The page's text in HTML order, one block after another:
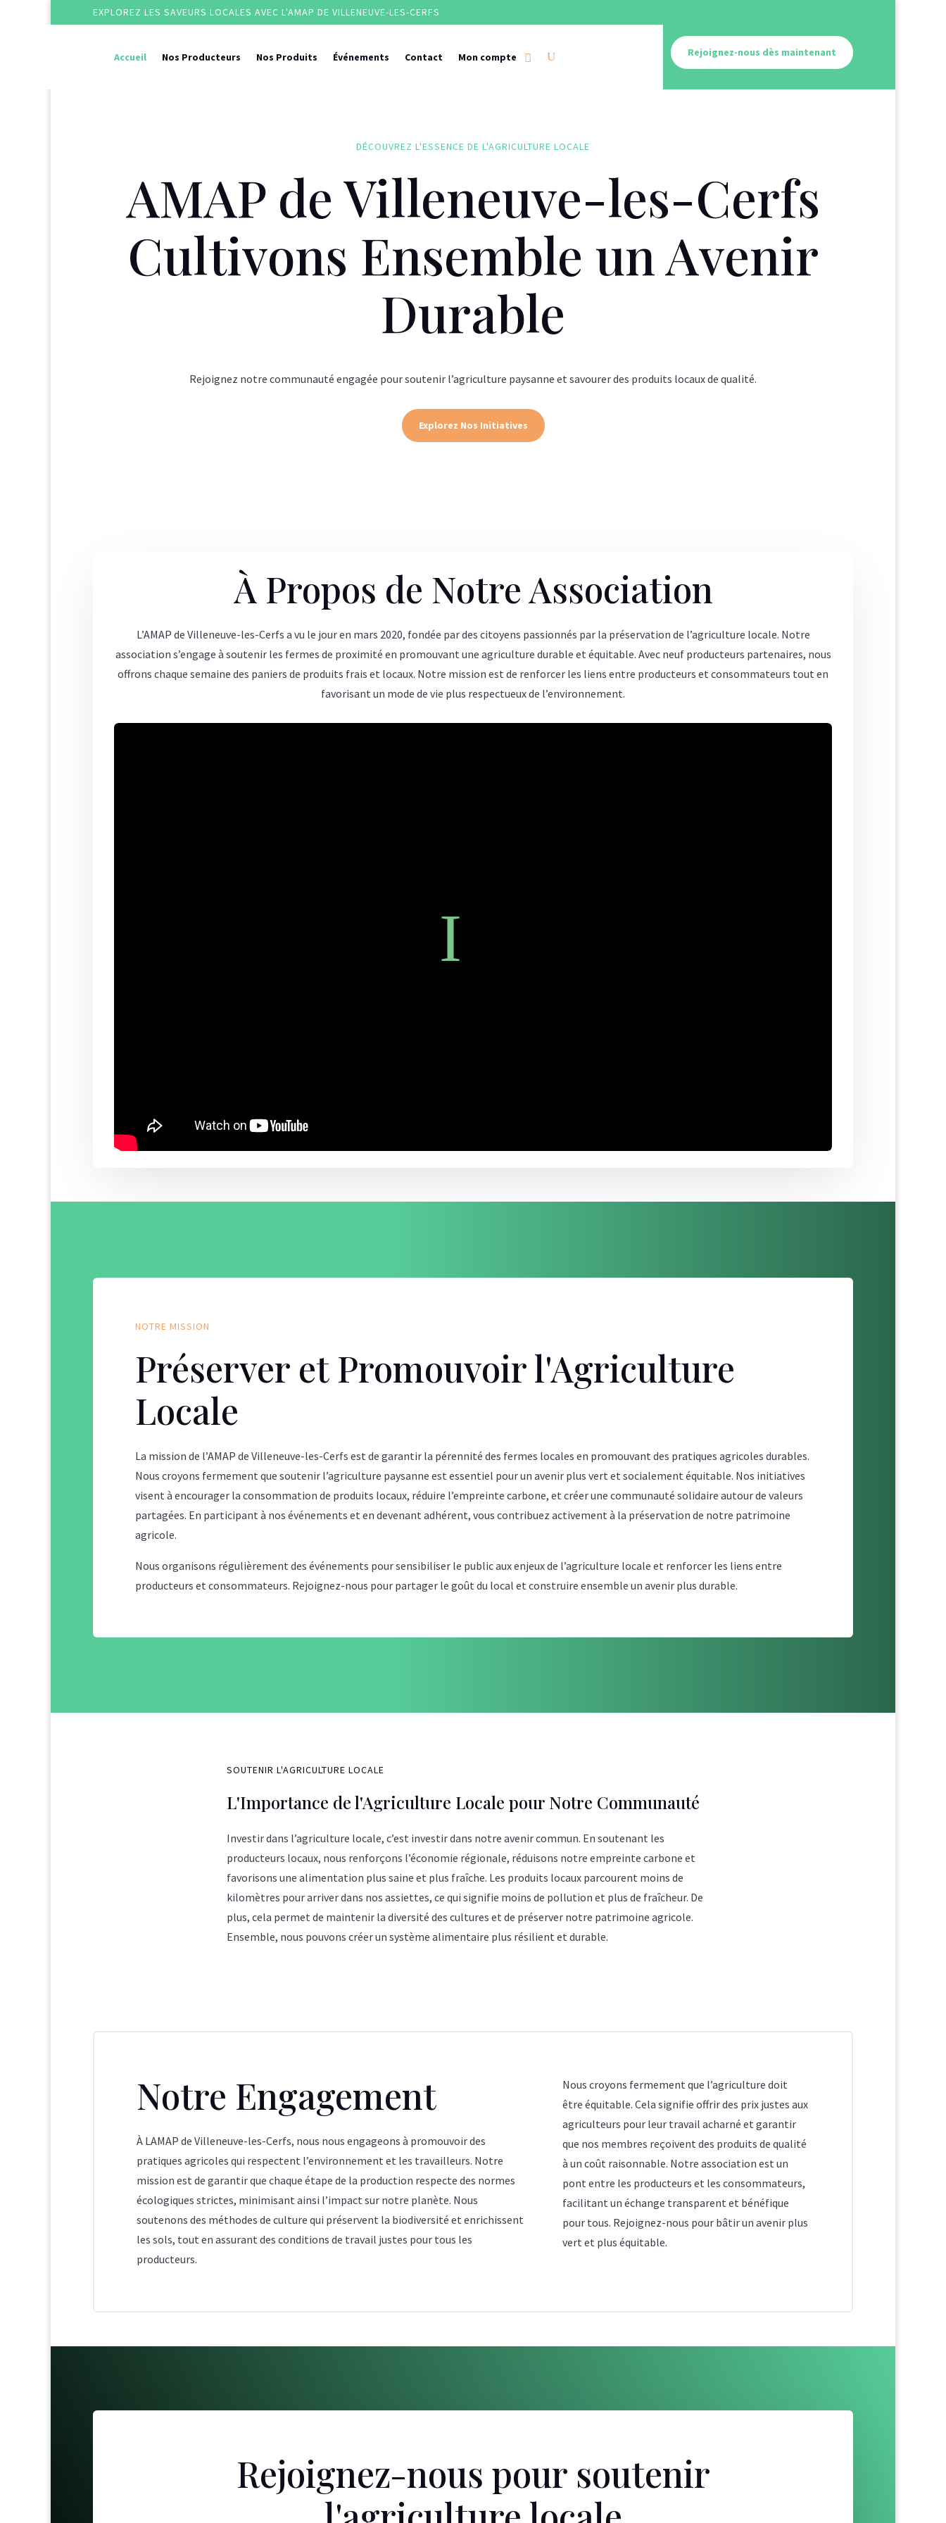
EXPLOREZ LES SAVEURS LOCALES AVEC L'AMAP DE VILLENEUVE-LES-CERFS
Accueil Nos Producteurs Nos Produits Événements Contact Mon compte Rejoignez-nous dès maintenant
DÉCOUVREZ L'ESSENCE DE L'AGRICULTURE LOCALE
AMAP de Villeneuve-les-Cerfs
Cultivons Ensemble un Avenir
Durable
Rejoignez notre communauté engagée pour soutenir l’agriculture paysanne et savourer des produits locaux de qualité.
Explorez Nos Initiatives
À Propos de Notre Association
L’AMAP de Villeneuve-les-Cerfs a vu le jour en mars 2020, fondée par des citoyens passionnés par la préservation de l’agriculture locale. Notre
association s’engage à soutenir les fermes de proximité en promouvant une agriculture durable et équitable. Avec neuf producteurs partenaires, nous
offrons chaque semaine des paniers de produits frais et locaux. Notre mission est de renforcer les liens entre producteurs et consommateurs tout en
favorisant un mode de vie plus respectueux de l’environnement.
NOTRE MISSION
Préserver et Promouvoir l'Agriculture
Locale
La mission de l’AMAP de Villeneuve-les-Cerfs est de garantir la pérennité des fermes locales en promouvant des pratiques agricoles durables.
Nous croyons fermement que soutenir l’agriculture paysanne est essentiel pour un avenir plus vert et socialement équitable. Nos initiatives
visent à encourager la consommation de produits locaux, réduire l’empreinte carbone, et créer une communauté solidaire autour de valeurs
partagées. En participant à nos événements et en devenant adhérent, vous contribuez activement à la préservation de notre patrimoine
agricole.
Nous organisons régulièrement des événements pour sensibiliser le public aux enjeux de l’agriculture locale et renforcer les liens entre
producteurs et consommateurs. Rejoignez-nous pour partager le goût du local et construire ensemble un avenir plus durable.
SOUTENIR L'AGRICULTURE LOCALE
L'Importance de l'Agriculture Locale pour Notre Communauté
Investir dans l’agriculture locale, c’est investir dans notre avenir commun. En soutenant les
producteurs locaux, nous renforçons l’économie régionale, réduisons notre empreinte carbone et
favorisons une alimentation plus saine et plus fraîche. Les produits locaux parcourent moins de
kilomètres pour arriver dans nos assiettes, ce qui signifie moins de pollution et plus de fraîcheur. De
plus, cela permet de maintenir la diversité des cultures et de préserver notre patrimoine agricole.
Ensemble, nous pouvons créer un système alimentaire plus résilient et durable.
Notre Engagement
À LAMAP de Villeneuve-les-Cerfs, nous nous engageons à promouvoir des
pratiques agricoles qui respectent l’environnement et les travailleurs. Notre
mission est de garantir que chaque étape de la production respecte des normes
écologiques strictes, minimisant ainsi l’impact sur notre planète. Nous
soutenons des méthodes de culture qui préservent la biodiversité et enrichissent
les sols, tout en assurant des conditions de travail justes pour tous les
producteurs.
Nous croyons fermement que l’agriculture doit
être équitable. Cela signifie offrir des prix justes aux
agriculteurs pour leur travail acharné et garantir
que nos membres reçoivent des produits de qualité
à un coût raisonnable. Notre association est un
pont entre les producteurs et les consommateurs,
facilitant un échange transparent et bénéfique
pour tous. Rejoignez-nous pour bâtir un avenir plus
vert et plus équitable.
Rejoignez-nous pour soutenir